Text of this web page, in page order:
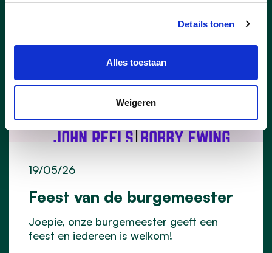
Details tonen
Alles toestaan
Weigeren
Feest van de burgemeester
19/05/26
Joepie, onze burgemeester geeft een
feest en iedereen is welkom!